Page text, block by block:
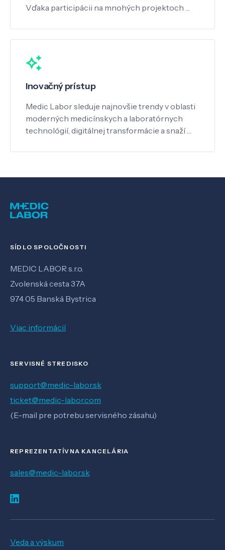
Vďaka participácii na mnohých projektoch …
Inovačný prístup
Medic Labor sleduje najnovšie trendy v oblasti
moderných medicínskych a laboratórnych
technológií, digitálnej transformácie a snaží …
SÍDLO SPOLOČNOSTI
MEDIC LABOR s.r.o.
Zvolenská cesta 37A
974 05 Banská Bystrica
Viac informácií
SERVISNÉ STREDISKO
support@medic-labor.sk
ticket@medic-labor.com
(E-mail pre potrebu servisného zásahu)
REPREZENTATÍVNA KANCELÁRIA
sales@medic-labor.sk
Veda a výskum